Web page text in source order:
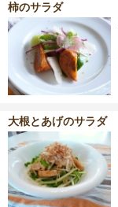
柿のサラダ
大根とあげのサラダ